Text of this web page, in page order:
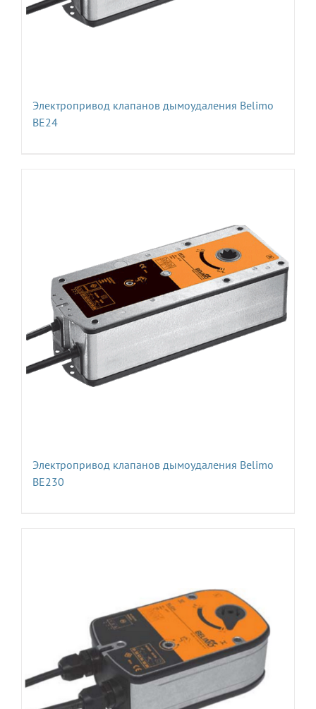
Электропривод клапанов дымоудаления Belimo
BE24
Электропривод клапанов дымоудаления Belimo
BE230